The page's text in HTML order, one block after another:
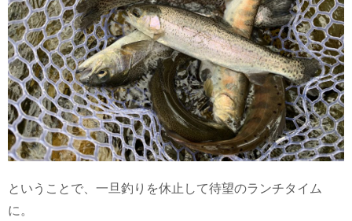
ということで、一旦釣りを休止して待望のランチタイム
に。